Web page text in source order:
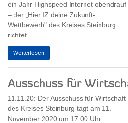
ein Jahr Highspeed Internet obendrauf
– der „Hier IZ deine Zukunft-
Wettbewerb" des Kreises Steinburg
richtet...
Weiterlesen
Ausschuss für
11.11.20: Der Ausschuss für Wirtschaft
des Kreises Steinburg tagt am 11.
November 2020 um 17.00 Uhr.